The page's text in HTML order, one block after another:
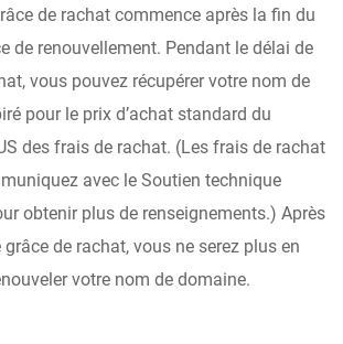
de rachat commence après la fin du
de renouvellement. Pendant le délai de
vous pouvez récupérer votre nom de
pour le prix d’achat standard du
des frais de rachat. (Les frais de rachat
avec le Soutien technique
obtenir plus de renseignements.) Après
grâce de rachat, vous ne serez plus en
votre nom de domaine.